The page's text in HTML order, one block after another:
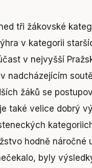
tři žákovské
v kategorii
v nejvyšší
nadcházejícím
žáků se
také velice dobrý
hodně náročné
byly